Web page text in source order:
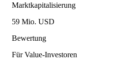
Marktkapitalisierung
59 Mio. USD
Bewertung
Für Value-Investoren